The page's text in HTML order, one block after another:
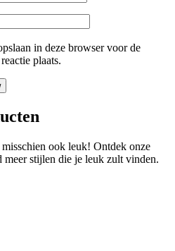
in deze browser voor de
plaats.
ook leuk! Ontdek onze
meer stijlen die je leuk zult vinden.